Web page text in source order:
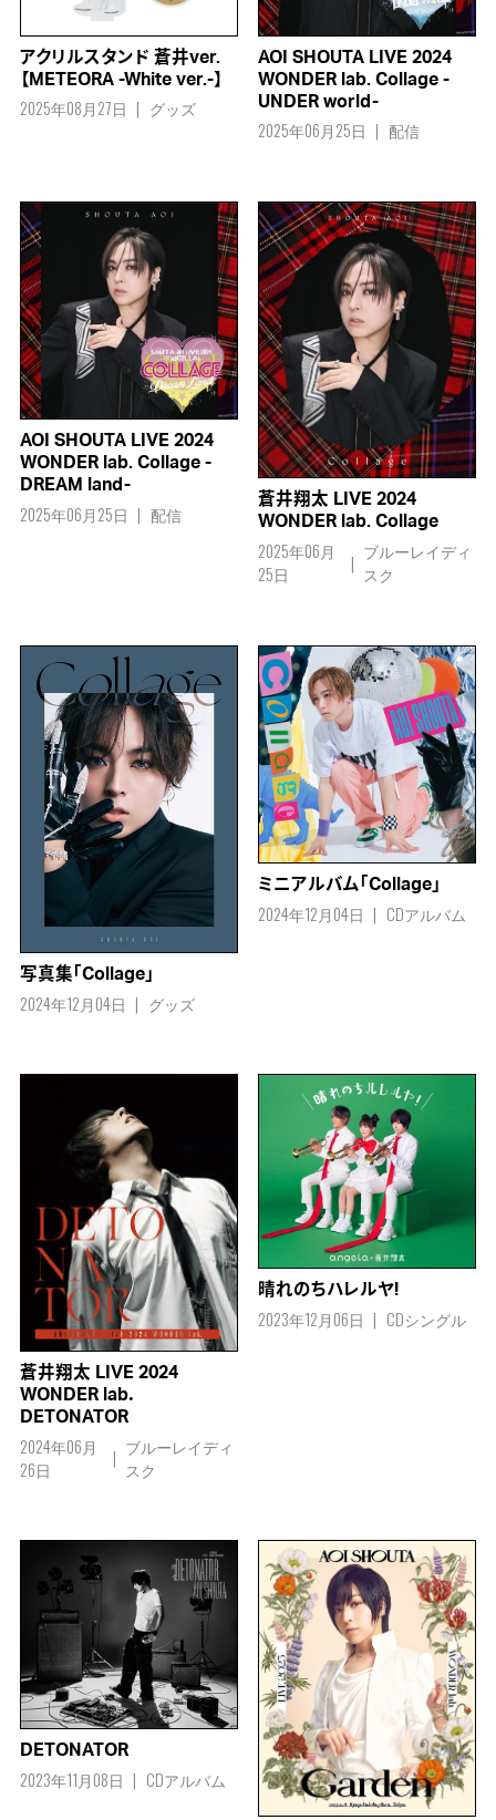
アクリルスタンド 蒼井ver.
【METEORA -White ver.-】
2025年08月27日 グッズ
AOI SHOUTA LIVE 2024
WONDER lab. Collage -
UNDER world-
2025年06月25日 配信
AOI SHOUTA LIVE 2024
WONDER lab. Collage -
DREAM land-
2025年06月25日 配信
蒼井翔太 LIVE 2024
WONDER lab. Collage
2025年06月
25日
ブルーレイディ
スク
写真集「Collage」
2024年12月04日 グッズ
ミニアルバム「Collage」
2024年12月04日 CDアルバム
蒼井翔太 LIVE 2024
WONDER lab．
DETONATOR
2024年06月
26日
ブルーレイディ
スク
晴れのちハレルヤ!
2023年12月06日 CDシングル
DETONATOR
2023年11月08日 CDアルバム